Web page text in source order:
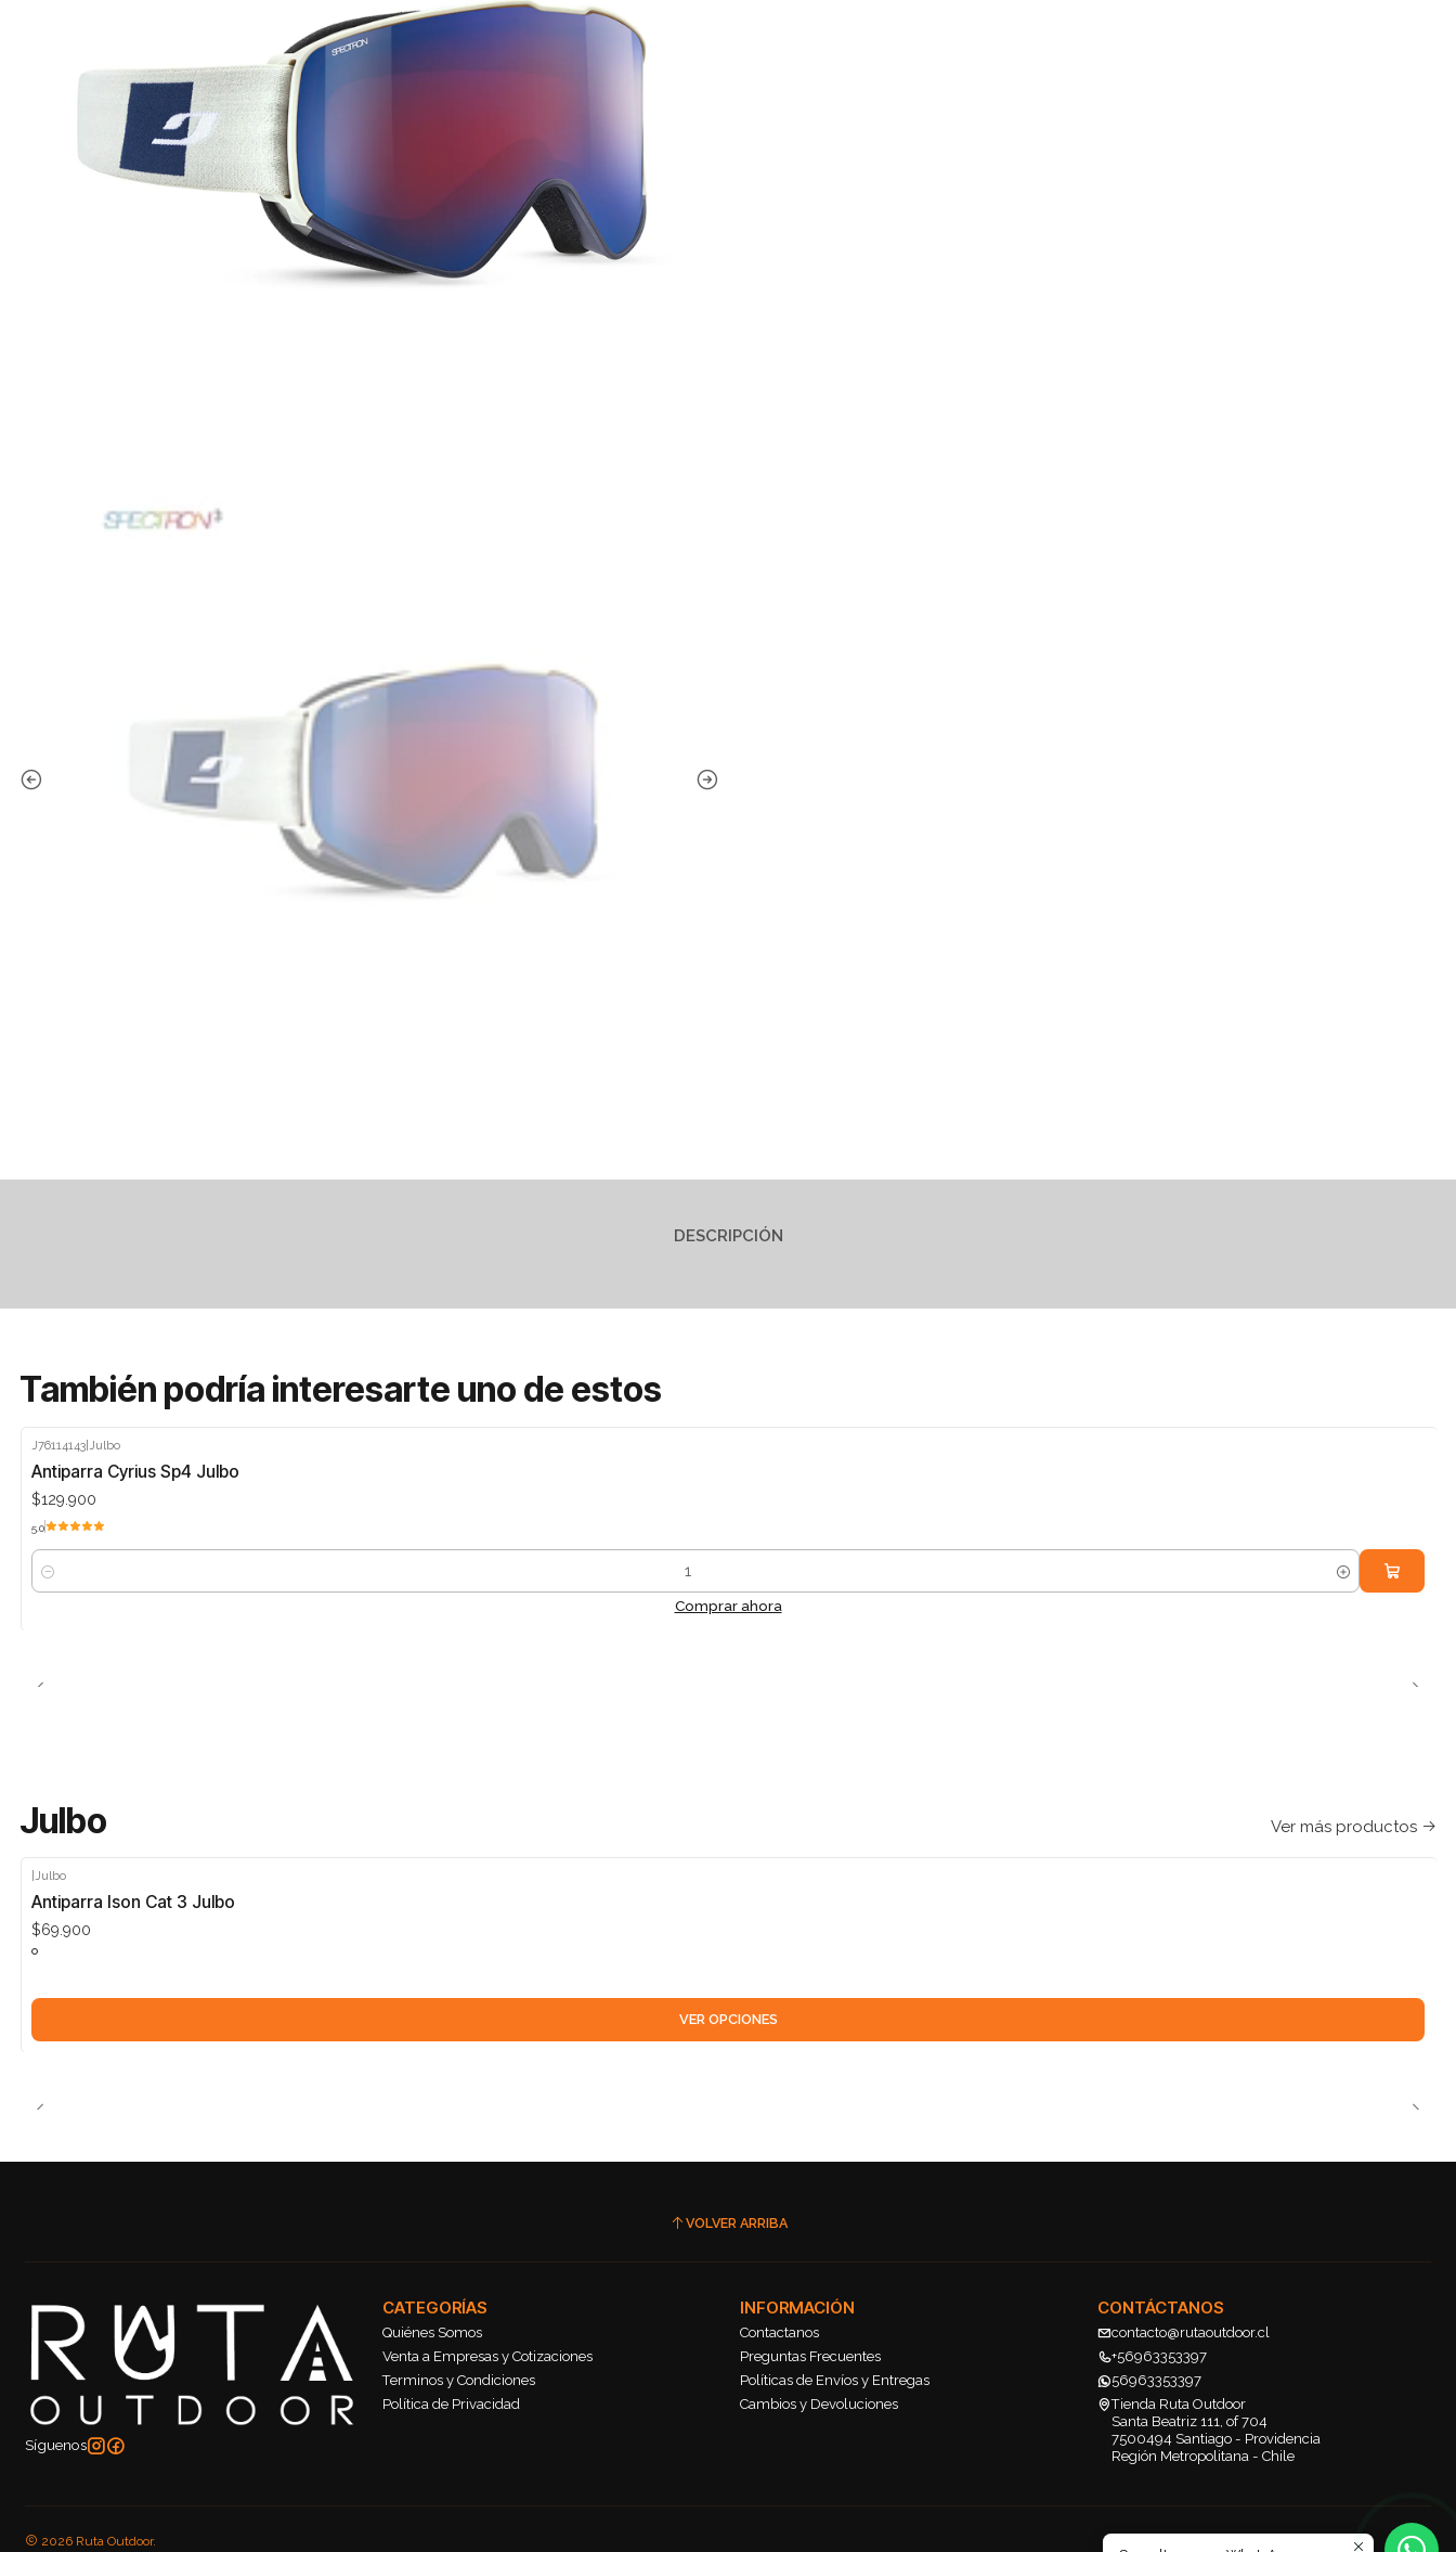
DESCRIPCIÓN
También podría interesarte uno de estos
J76114143| Julbo
Antiparra Cyrius Sp4 Julbo
$129.900
5.0
Cantidad
Comprar ahora
Julbo Ver más productos
Julbo
Antiparra Ison Cat 3 Julbo
$69.900
VER OPCIONES
VOLVER ARRIBA
Síguenos
CATEGORÍAS
Quiénes Somos
Venta a Empresas y Cotizaciones
Terminos y Condiciones
Política de Privacidad
INFORMACIÓN
Contactanos
Preguntas Frecuentes
Políticas de Envíos y Entregas
Cambios y Devoluciones
CONTÁCTANOS
contacto@rutaoutdoor.cl
+56963353397
56963353397
Tienda Ruta Outdoor
Santa Beatriz 111, of 704
7500494 Santiago - Providencia
Región Metropolitana - Chile
2026 Ruta Outdoor.